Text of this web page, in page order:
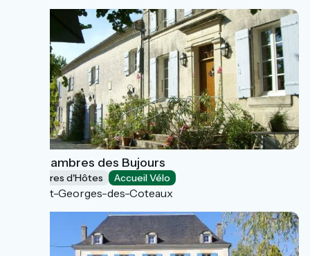
Les Chambres des Bujours
Chambres d'Hôtes Accueil Vélo
Saint-Georges-des-Coteaux